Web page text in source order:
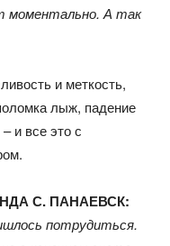
моментально. А так
и меткость,
лыж, падение
и все это с
С. ПАНАЕВСК:
потрудиться.